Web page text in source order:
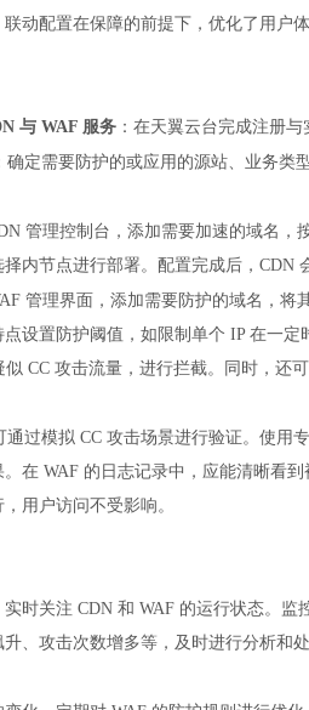
动配置在保障的前提下，优化了用户
与 WAF 服务 ：在天翼云台完成注册
确定需要防护的或应用的源站、业务
管理控制台，添加需要加速的域名，
内节点进行部署。配置完成后，CDN
管理界面，添加需要防护的域名，将
设置防护阈值，如限制单个 IP 在一
CC 攻击流量，进行拦截。同时，还
通过模拟 CC 攻击场景进行验证。使用
在 WAF 的日志记录中，应能清晰看
用户访问不受影响。
时关注 CDN 和 WAF 的运行状态。监
、攻击次数增多等，及时进行分析和